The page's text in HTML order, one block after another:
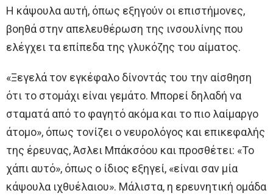
Η κάψουλα αυτή, όπως εξηγούν οι επιστήμονες,
βοηθά στην απελευθέρωση της ινσουλίνης που
ελέγχει τα επίπεδα της γλυκόζης του αίματος.
«Ξεγελά τον εγκέφαλο δίνοντάς του την αίσθηση
ότι το στομάχι είναι γεμάτο. Μπορεί δηλαδή να
σταματά από το φαγητό ακόμα και το πιο λαίμαργο
άτομο», όπως τονίζει ο νευρολόγος και επικεφαλής
της έρευνας, Άσλει Μπάκσόου και προσθέτει: «Το
χάπι αυτό», όπως ο ίδιος εξηγεί, «είναι σαν μία
κάψουλα ιχθυέλαιου». Μάλιστα, η ερευνητική ομάδα